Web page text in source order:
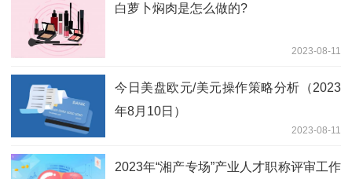
白萝卜焖肉是怎么做的?
2023-08-11
今日美盘欧元/美元操作策略分析（2023
年8月10日）
2023-08-11
2023年“湘产专场”产业人才职称评审工作